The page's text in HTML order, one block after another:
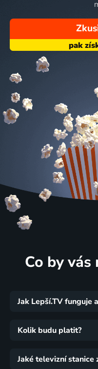
Co by
Jak Lepší.TV funguje
Kolik budu platit?
Jaké televizní stanice